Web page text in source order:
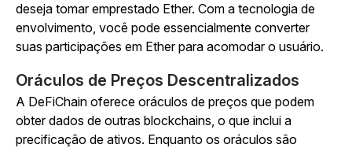
deseja tomar emprestado Ether. Com a tecnologia de
envolvimento, você pode essencialmente converter
suas participações em Ether para acomodar o usuário.
Oráculos de Preços Descentralizados
A DeFiChain oferece oráculos de preços que podem
obter dados de outras blockchains, o que inclui a
precificação de ativos. Enquanto os oráculos são